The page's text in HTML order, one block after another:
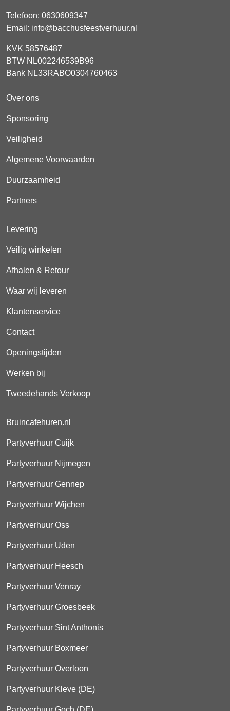
Telefoon: 0630609347
Email: info@bacchusfeestverhuur.nl
KVK 58576487
BTW NL002246539B96
Bank NL33RABO0304760463
Over ons
Sponsoring
Veiligheid
Algemene Voorwaarden
Duurzaamheid
Partners
Levering
Veilig winkelen
Afhalen & Retour
Waar wij leveren
Klantenservice
Contact
Openingstijden
Werken bij
Tweedehands Verkoop
Bruincafehuren.nl
Partyverhuur Cuijk
Partyverhuur Nijmegen
Partyverhuur Gennep
Partyverhuur Wijchen
Partyverhuur Oss
Partyverhuur Uden
Partyverhuur Heesch
Partyverhuur Venray
Partyverhuur Groesbeek
Partyverhuur Sint Anthonis
Partyverhuur Boxmeer
Partyverhuur Overloon
Partyverhuur Kleve (DE)